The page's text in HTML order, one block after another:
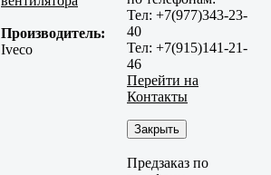
Производитель:
Iveco
Тел: +7(977)343-23-
40
Тел: +7(915)141-21-
46
Перейти на
Контакты
Закрыть
Предзаказ по